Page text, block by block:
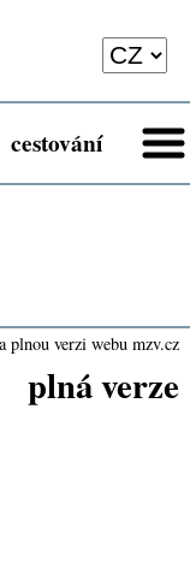
cestování
plnou verzi webu mzv.cz
plná verze